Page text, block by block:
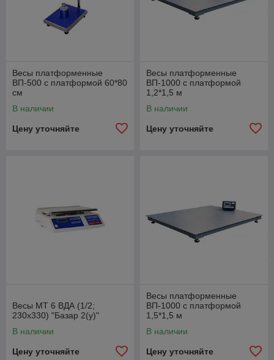
Весы платформенные
ВП-500 с платформой 60*80
см
В наличии
Цену уточняйте
Весы платформенные
ВП-1000 с платформой
1,2*1,5 м
В наличии
Цену уточняйте
Весы МТ 6 ВДА (1/2;
230х330) "Базар 2(у)"
В наличии
Цену уточняйте
Весы платформенные
ВП-1000 с платформой
1,5*1,5 м
В наличии
Цену уточняйте